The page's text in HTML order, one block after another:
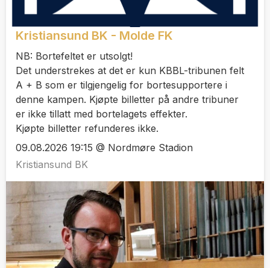
Kristiansund BK - Molde FK
NB: Bortefeltet er utsolgt!
Det understrekes at det er kun KBBL-tribunen felt
A + B som er tilgjengelig for bortesupportere i
denne kampen. Kjøpte billetter på andre tribuner
er ikke tillatt med bortelagets effekter.
Kjøpte billetter refunderes ikke.
09.08.2026 19:15 @ Nordmøre Stadion
Kristiansund BK